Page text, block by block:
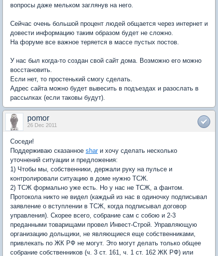
вопросы даже мельком заглянув на него.
Сейчас очень большой процент людей общается через интернет и
довести информацию таким образом будет не сложно.
На форуме все важное теряется в массе пустых постов.
У нас был когда-то создан свой сайт дома. Возможно его можно
восстановить.
Если нет, то простенький смогу сделать.
Адрес сайта можно будет вывесить в подъездах и разослать в
рассылках (если таковы будут).
pomor
26 Dec 2011
Соседи!
Поддерживаю сказанное sharи хочу сделать несколько
уточнений ситуации и предложения:
1) Чтобы мы, собственники, держали руку на пульсе и
контролировали ситуацию в доме нужно ТСЖ.
2) ТСЖ формально уже есть. Но у нас не ТСЖ, а фантом.
Протокола никто не видел (каждый из нас в одиночку подписывал
заявление о вступлении в ТСЖ, когда подписывал договор
управления). Скорее всего, собрание сам с собою и 2-3
преданными товарищами провел Инвест-Строй. Управляющую
организацию дольщики, не являющиеся еще собственниками,
привлекать по ЖК РФ не могут. Это могут делать только общее
собрание собственников (ч. 3 ст. 161, ч. 1 ст. 162 ЖК РФ) или